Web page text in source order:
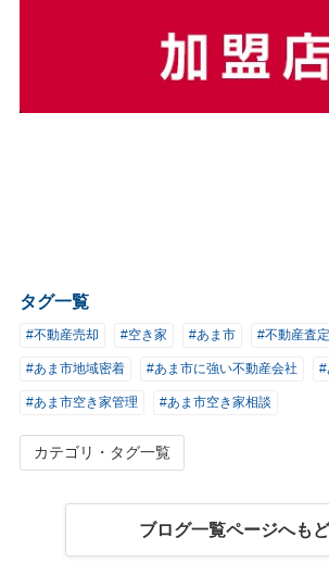
タグ一覧
#不動産売却 #空き家 #あま市 #不動産査定
#あま市地域密着 #あま市に強い不動産会社 #
#あま市空き家管理 #あま市空き家相談
カテゴリ・タグ一覧
ブログ一覧ページへも